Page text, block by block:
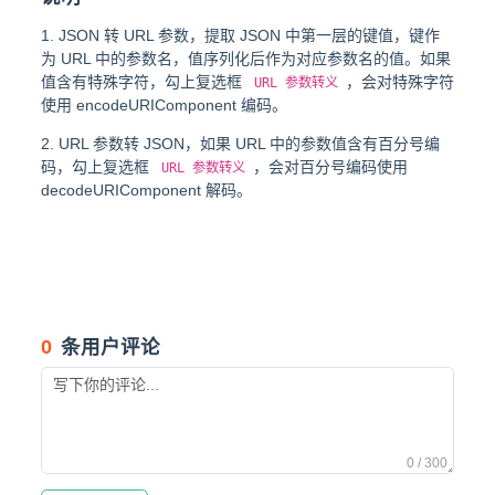
JSON 转 URL 参数，提取 JSON 中第一层的键值，键作
为 URL 中的参数名，值序列化后作为对应参数名的值。如果
值含有特殊字符，勾上复选框
URL 参数转义
，会对特殊字符
使用 encodeURIComponent 编码。
URL 参数转 JSON，如果 URL 中的参数值含有百分号编
码，勾上复选框
URL 参数转义
，会对百分号编码使用
decodeURIComponent 解码。
0 条用户评论
0 / 300